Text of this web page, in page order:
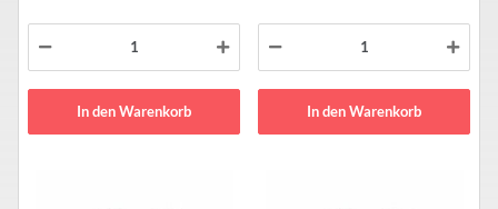
In den Warenkorb In den Warenkorb